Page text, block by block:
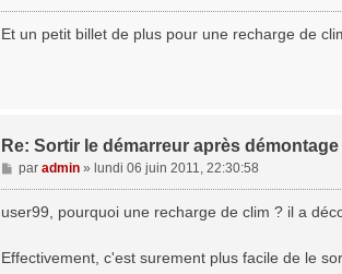
e
s
Et un petit billet de plus pour une recharge de
Re: Sortir le démarreur après démontage
M
e
s
g
par admin» lundi 06 juin 2011, 22:30:58
user99, pourquoi une recharge de clim ? il a
Effectivement, c'est surement plus facile de le